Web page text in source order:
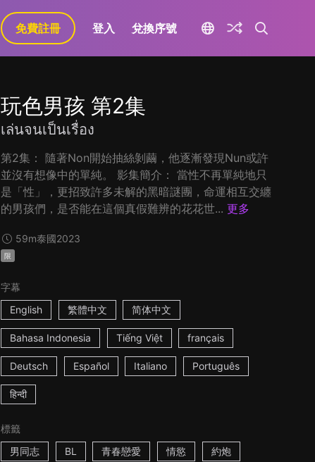
免費註冊 登入 兌換序號
玩色男孩 第2集
เล่นจนเป็นเรื่อง
第2集： 隨著Non開始抽絲剝繭，他逐漸發現Nun或許
並沒有想像中的單純。 影集簡介： 當性不再單純地只
是「性」，更招致許多未解的黑暗謎團，命運相互交纏
的男孩們，是否能在這個真假難辨的花花世... 更多
59m泰國2023
限
字幕
English
繁體中文 简体中文
Bahasa Indonesia Tiếng Việt français
Deutsch Español Italiano Português
हिन्दी
標籤
男同志
BL 青春戀愛 情慾 約炮